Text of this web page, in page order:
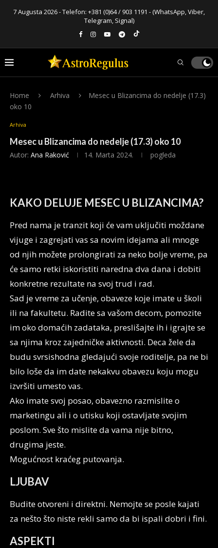
7 Augusta 2026 - Telefon: +381 (0)64 / 903 1191 - (WhatsApp, Viber,
Telegram, Signal)
Home Arhiva
Mesec u Blizancima do nedelje (17.3)
oko 10
Arhiva
Mesec u Blizancima do nedelje (17.3) oko 10
Autor: Ana Raković 14. Marta 2024. pogleda
KAKO DELUJE MESEC U BLIZANCIMA?
Pred nama je tranzit koji će vam uključiti moždane
vijuge i zagrejati vas sa novim idejama ali mnoge
od njih možete prolongirati za neko bolje vreme, pa
će samo retki iskoristiti naredna dva dana i dobiti
konkretne rezultate na svoj trud i rad.
Sad je vreme za učenje, obaveze koje imate u školi
ili na fakultetu. Radite sa vašom decom, pomozite
im oko domaćih zadataka, preslišajte ih i igrajte se
sa njima kroz zajedničke aktivnosti. Deca žele da
budu svrsishodna gledajući svoje roditelje, pa ne bi
bilo loše da im date nekakvu obavezu koju mogu
izvršiti umesto vas.
Ako imate svoj posao, obavezno razmislite o
marketingu ali i o utisku koji ostavljate svojim
poslom. Sve što mislite da vama nije bitno,
drugima jeste.
Mogućnost kraćeg putovanja.
LJUBAV
Budite otvoreni i direktni. Nemojte se posle kajati
za nešto što niste rekli samo da bi ispali dobri i fini.
ASPEKTI